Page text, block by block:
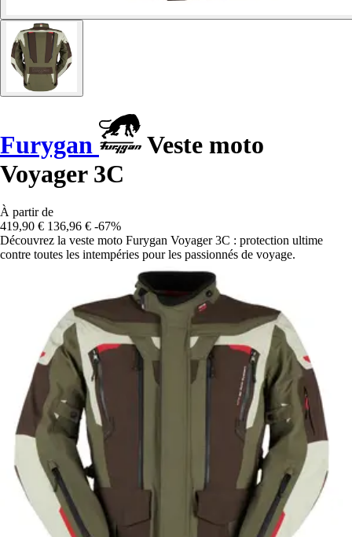
Furygan
Veste moto
Voyager 3C
À partir de
419,90 € 136,96 € -67%
Découvrez la veste moto Furygan Voyager 3C : protection ultime
contre toutes les intempéries pour les passionnés de voyage.